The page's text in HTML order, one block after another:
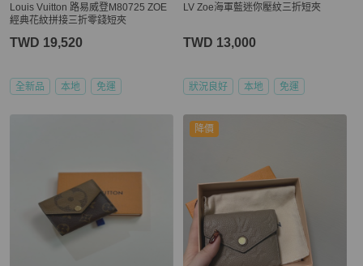
Louis Vuitton 路易威登M80725 ZOE
經典花紋拼接三折零錢短夾
TWD 19,520
全新品 本地 免運
LV Zoe海軍藍迷你壓紋三折短夾
TWD 13,000
狀況良好 本地 免運
降價